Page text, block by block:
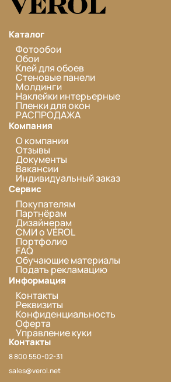
Каталог
Фотообои
Обои
Клей для обоев
Стеновые панели
Молдинги
Наклейки интерьерные
Пленки для окон
РАСПРОДАЖА
Компания
О компании
Отзывы
Документы
Вакансии
Индивидуальный заказ
Сервис
Покупателям
Партнёрам
Дизайнерам
СМИ о VEROL
Портфолио
FAQ
Обучающие материалы
Подать рекламацию
Информация
Контакты
Реквизиты
Конфиденциальность
Оферта
Управление куки
Контакты
8 800 550-02-31
sales@verol.net